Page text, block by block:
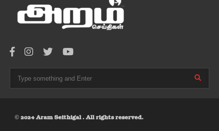
© 2024 Aram Seithigal . All rights reserved.